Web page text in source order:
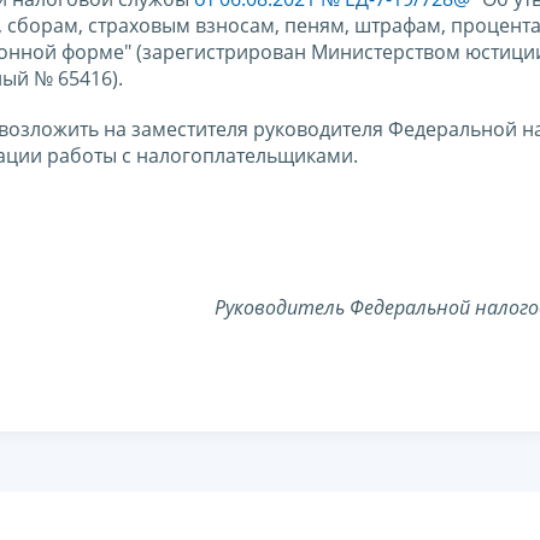
страховым взносам, пеням, штрафам,
форме" (зарегистрирован Министерством
№ 65416).
на заместителя руководителя Федеральной
работы с налогоплательщиками.
Руководитель Федеральной